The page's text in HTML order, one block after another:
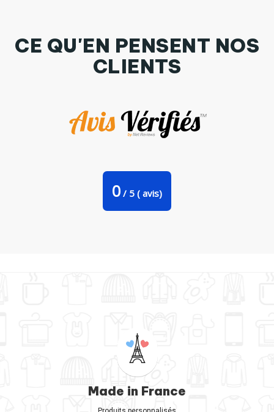
CE QU'EN PENSENT NOS
CLIENTS
0 / 5 ( avis)
Made in France